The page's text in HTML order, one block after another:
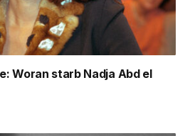
Woran starb Nadja Abd el